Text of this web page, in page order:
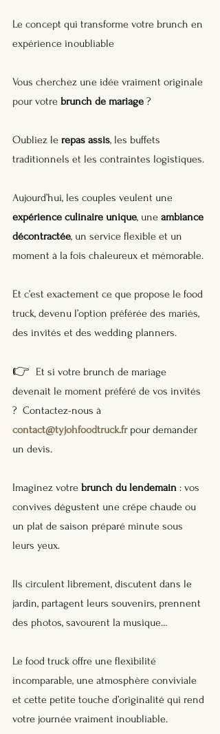
Le concept qui transforme votre brunch en
expérience inoubliable
Vous cherchez une idée vraiment originale
pour votre brunch de mariage ?
Oubliez le repas assis, les buffets
traditionnels et les contraintes logistiques.
Aujourd’hui, les couples veulent une
expérience culinaire unique, une ambiance
décontractée, un service flexible et un
moment à la fois chaleureux et mémorable.
Et c’est exactement ce que propose le food
truck, devenu l’option préférée des mariés,
des invités et des wedding planners.
👉
Et si votre brunch de mariage
devenait le moment préféré de vos invités
?  Contactez-nous à
contact@tyjohfoodtruck.fr pour demander
un devis.
Imaginez votre brunch du lendemain : vos
convives dégustent une crêpe chaude ou
un plat de saison préparé minute sous
leurs yeux.
Ils circulent librement, discutent dans le
jardin, partagent leurs souvenirs, prennent
des photos, savourent la musique…
Le food truck offre une flexibilité
incomparable, une atmosphère conviviale
et cette petite touche d’originalité qui rend
votre journée vraiment inoubliable.